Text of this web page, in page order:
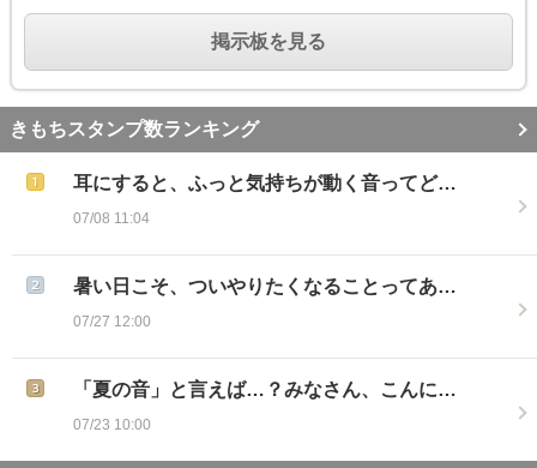
掲示板を見る
きもちスタンプ数ランキング
耳にすると、ふっと気持ちが動く音ってど…
07/08 11:04
暑い日こそ、ついやりたくなることってあ…
07/27 12:00
「夏の音」と言えば…？みなさん、こんに…
07/23 10:00